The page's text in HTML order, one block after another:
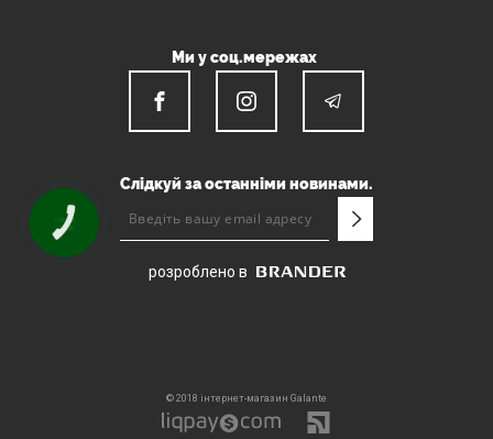
Ми у соц.мережах
Слідкуй за останніми новинами.
розроблено в
© 2018 інтернет-магазин Galante
КНОПКА
ЗВ'ЯЗКУ